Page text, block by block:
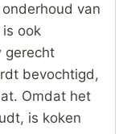
van
ook
gerecht
bevochtigd,
Omdat het
is koken